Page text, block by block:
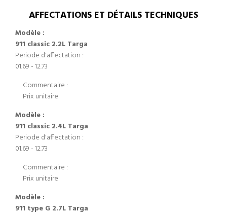
AFFECTATIONS ET DÉTAILS TECHNIQUES
Modèle :
911 classic 2.2L Targa
Periode d'affectation :
01.69 - 12.73
Commentaire :
Prix unitaire
Modèle :
911 classic 2.4L Targa
Periode d'affectation :
01.69 - 12.73
Commentaire :
Prix unitaire
Modèle :
911 type G 2.7L Targa